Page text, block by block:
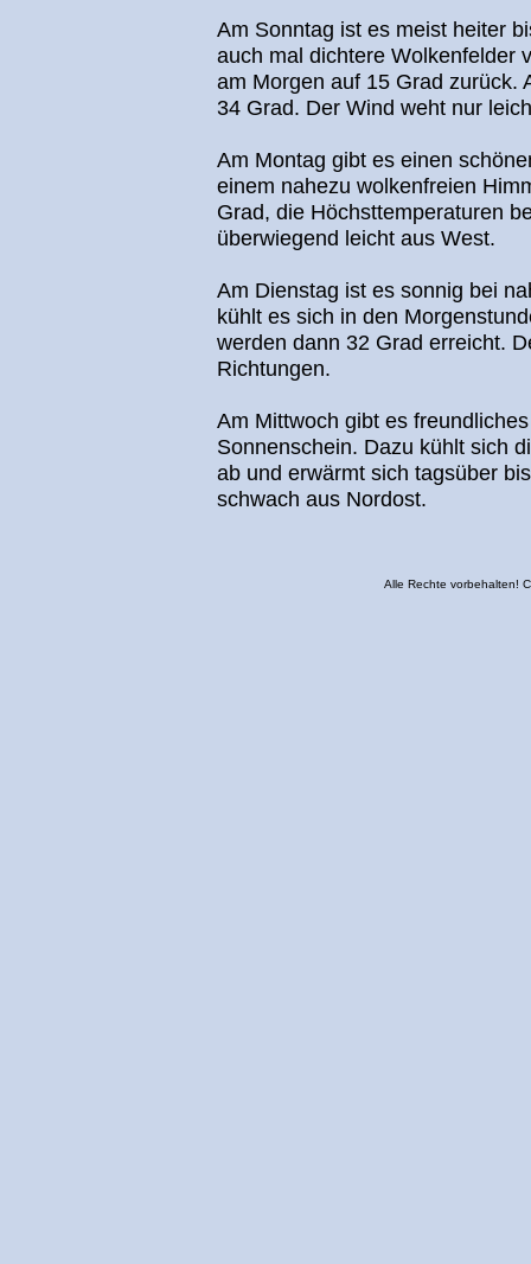
Am Sonntag ist es meist heiter
auch mal dichtere Wolkenfelder
am Morgen auf 15 Grad zurück.
34 Grad. Der Wind weht nur
Am Montag gibt es einen
einem nahezu wolkenfreien
Grad, die Höchsttemperaturen
überwiegend leicht aus West.
Am Dienstag ist es sonnig bei
kühlt es sich in den
werden dann 32 Grad erreicht.
Richtungen.
Am Mittwoch gibt es
Sonnenschein. Dazu kühlt sich
ab und erwärmt sich tagsüber
schwach aus Nordost.
Alle Rechte vorbehalten!